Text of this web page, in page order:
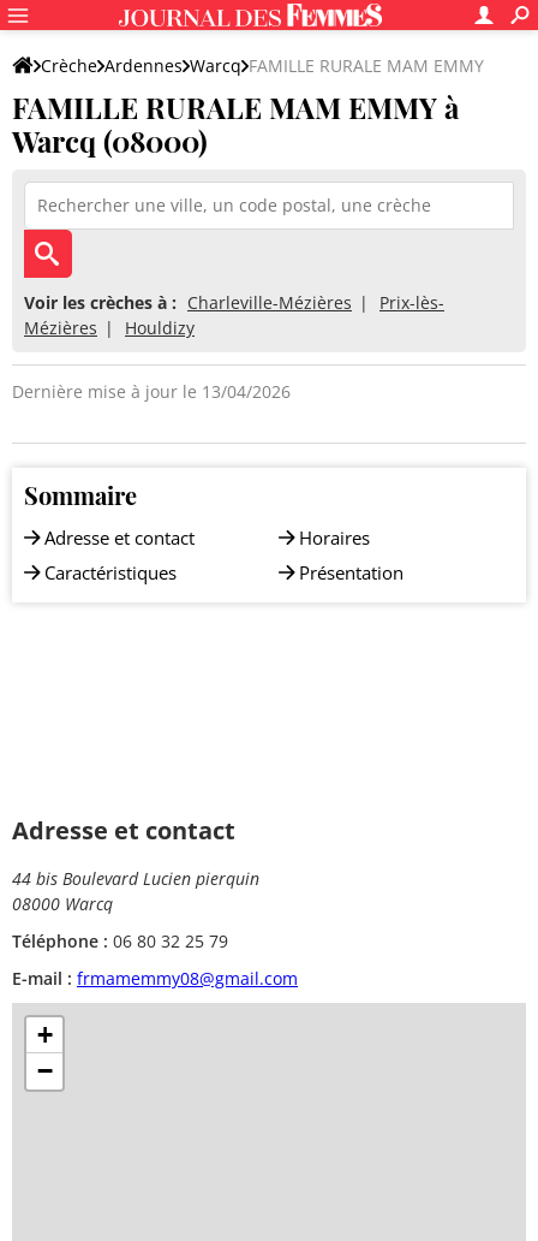
Crèche Ardennes Warcq FAMILLE RURALE MAM EMMY
FAMILLE RURALE MAM EMMY à
Warcq (08000)
Voir les crèches à : Charleville-Mézières
Prix-lès-
Mézières
Houldizy
Dernière mise à jour le 13/04/2026
Sommaire
Adresse et contact
Caractéristiques
Horaires
Présentation
Adresse et contact
44 bis Boulevard Lucien pierquin
08000 Warcq
Téléphone : 06 80 32 25 79
E-mail : frmamemmy08@gmail.com
+
−